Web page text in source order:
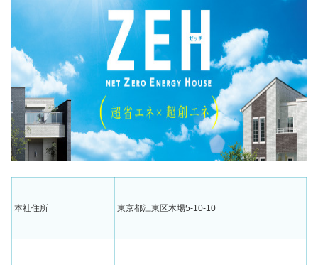
本社住所 東京都江東区木場5-10-10